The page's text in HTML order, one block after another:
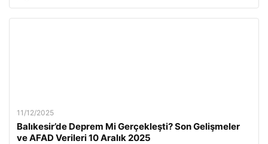
11/12/2025
Balıkesir’de Deprem Mi Gerçekleşti? Son Gelişmeler
ve AFAD Verileri 10 Aralık 2025